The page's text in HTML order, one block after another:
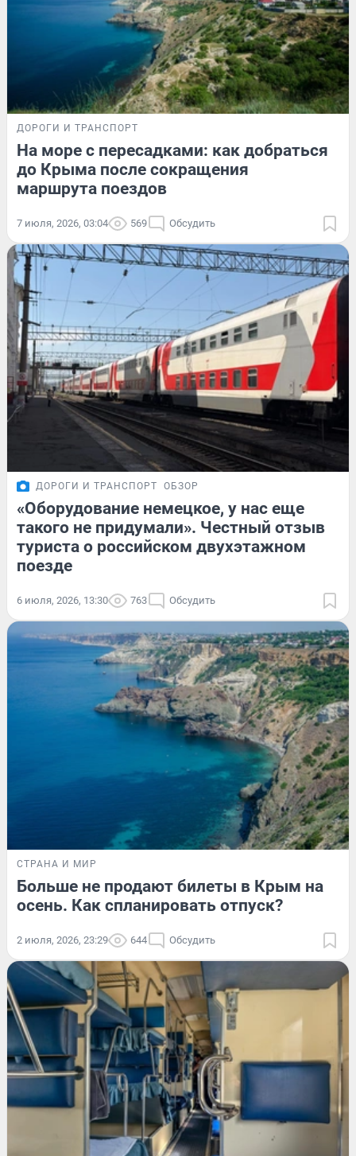
ДОРОГИ И ТРАНСПОРТ
На море с пересадками: как добраться
до Крыма после сокращения
маршрута поездов
7 июля, 2026, 03:04 569 Обсудить
ДОРОГИ И ТРАНСПОРТ ОБЗОР
«Оборудование немецкое, у нас еще
такого не придумали». Честный отзыв
туриста о российском двухэтажном
поезде
6 июля, 2026, 13:30 763 Обсудить
СТРАНА И МИР
Больше не продают билеты в Крым на
осень. Как спланировать отпуск?
2 июля, 2026, 23:29 644 Обсудить